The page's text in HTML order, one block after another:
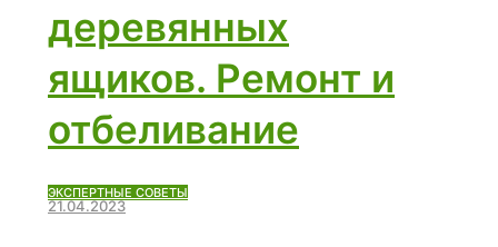
деревянных
ящиков. Ремонт и
отбеливание
ЭКСПЕРТНЫЕ СОВЕТЫ
21.04.2023